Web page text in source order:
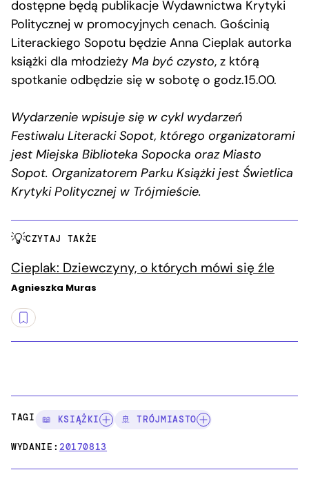
dostępne będą publikacje Wydawnictwa Krytyki
Politycznej w promocyjnych cenach. Gościnią
Literackiego Sopotu będzie Anna Cieplak autorka
książki dla młodzieży Ma być czysto, z którą
spotkanie odbędzie się w sobotę o godz.15.00.
Wydarzenie wpisuje się w cykl wydarzeń
Festiwalu Literacki Sopot, którego organizatorami
jest Miejska Biblioteka Sopocka oraz Miasto
Sopot. Organizatorem Parku Książki jest Świetlica
Krytyki Politycznej w Trójmieście.
CZYTAJ TAKŻE
Cieplak: Dziewczyny, o których mówi się źle
Agnieszka Muras
TAGI: 📖 KSIĄŻKI 🚢 TRÓJMIASTO
WYDANIE:20170813